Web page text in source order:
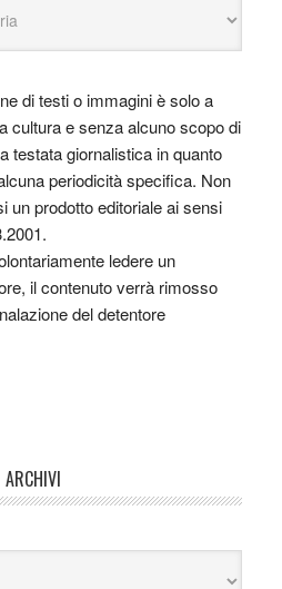
di testi o immagini è solo a
cultura e senza alcuno scopo di
testata giornalistica in quanto
periodicità specifica. Non
un prodotto editoriale ai sensi
ledere un
il contenuto verrà rimosso
del detentore
ARCHIVI